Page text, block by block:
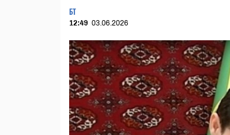
БТ
12:49 03.06.2026